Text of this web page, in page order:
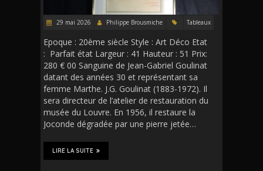
29 mai 2026 Philippe Brousmiche Tableaux
Epoque : 20ème siècle Style : Art Déco Etat
: Parfait état Largeur : 41 Hauteur : 51 Prix:
280 € 00 Sanguine de Jean-Gabriel Goulinat
datant des années 30 et représentant sa
femme Marthe. J.G. Goulinat (1883-1972). Il
sera directeur de l’atelier de restauration du
musée du Louvre. En 1956, il restaure la
Joconde dégradée par une pierre jetée…
LIRE LA SUITE